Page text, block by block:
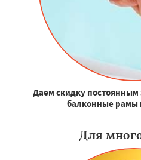
Даем скидку постоянным
балконные рамы
Для